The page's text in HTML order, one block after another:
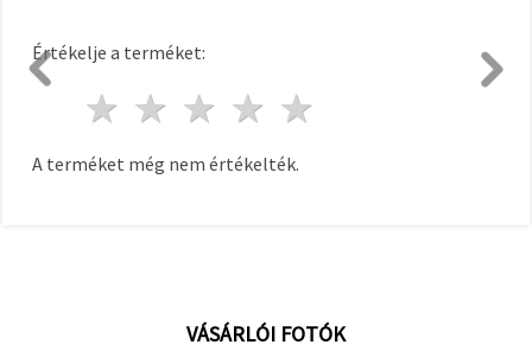
Értékelje a terméket:
4 csillagok
3 csillagok
2 csillagok
1 csillag
A terméket még nem értékelték.
VÁSÁRLÓI FOTÓK